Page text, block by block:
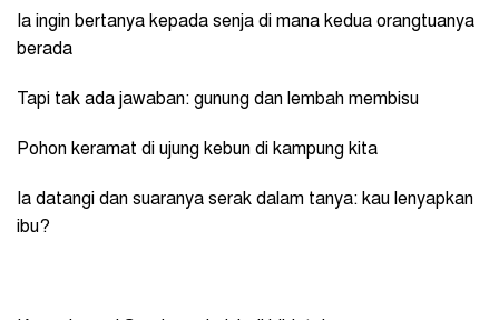
Ia ingin bertanya kepada senja di mana kedua orangtuanya
berada
Tapi tak ada jawaban: gunung dan lembah membisu
Pohon keramat di ujung kebun di kampung kita
Ia datangi dan suaranya serak dalam tanya: kau lenyapkan
ibu?